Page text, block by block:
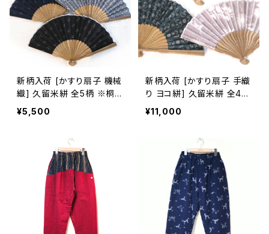
新柄入荷 [かすり扇子 機械
織] 久留米絣 全5柄 ※桐箱
入り可(別途200円)
¥5,500
新柄入荷 [かすり扇子 手織
り ヨコ絣] 久留米絣 全4柄
池田絣工房 ※桐箱入り可
(別途200円)
¥11,000